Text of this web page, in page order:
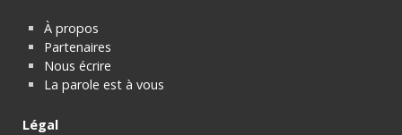
À propos
Partenaires
Nous écrire
La parole est à vous
Légal